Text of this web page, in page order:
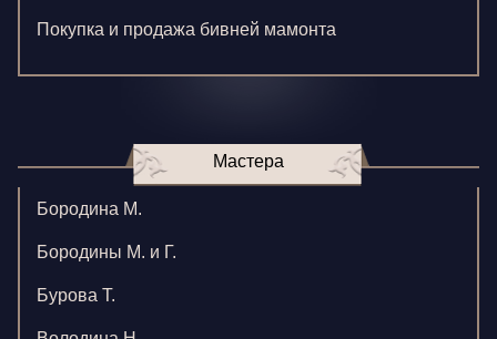
Покупка и продажа бивней мамонта
Мастера
Бородина М.
Бородины М. и Г.
Бурова Т.